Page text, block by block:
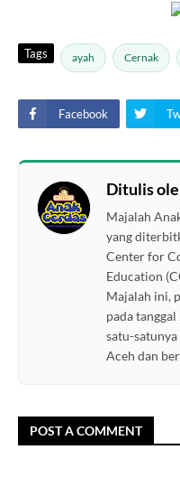
Tags ayah Cernak
Facebook
Ditulis
Majalah
yang
Center for
Education
Majalah ini,
pada
satu-
Aceh dan
POST A COMMENT